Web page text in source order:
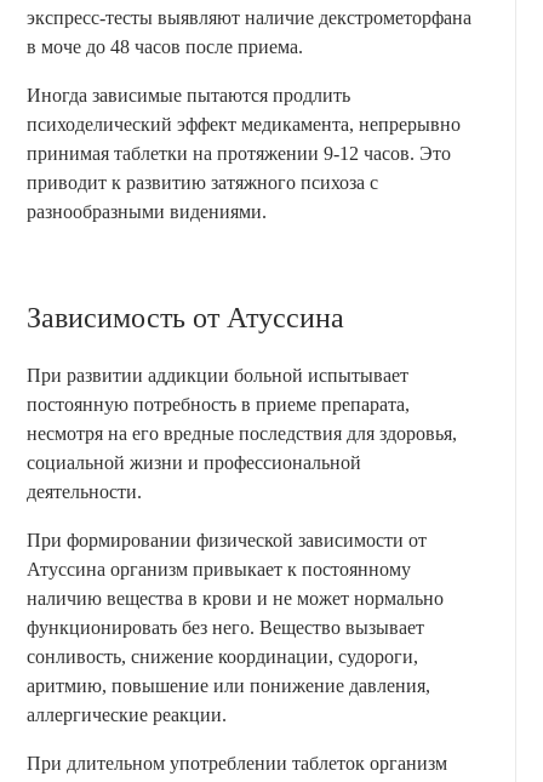
экспресс-тесты выявляют наличие декстрометорфана
в моче до 48 часов после приема.
Иногда зависимые пытаются продлить
психоделический эффект медикамента, непрерывно
принимая таблетки на протяжении 9-12 часов. Это
приводит к развитию затяжного психоза с
разнообразными видениями.
Зависимость от Атуссина
При развитии аддикции больной испытывает
постоянную потребность в приеме препарата,
несмотря на его вредные последствия для здоровья,
социальной жизни и профессиональной
деятельности.
При формировании физической зависимости от
Атуссина организм привыкает к постоянному
наличию вещества в крови и не может нормально
функционировать без него. Вещество вызывает
сонливость, снижение координации, судороги,
аритмию, повышение или понижение давления,
аллергические реакции.
При длительном употреблении таблеток организм